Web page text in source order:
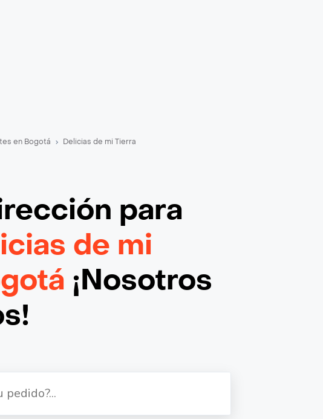
en Bogotá Delicias de mi Tierra
para
de mi
¡Nosotros